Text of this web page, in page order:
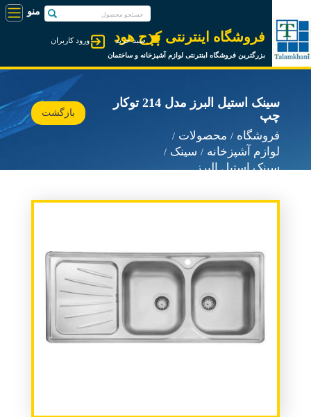
فروشگاه اینترنتی کرج هود
بزرگترین فروشگاه اینترنتی لوازم آشپزخانه و ساختمان
ورود کاربران سبد خرید
سینک استیل البرز مدل 214 توکار
چپ
فروشگاه
محصولات
لوازم آشپزخانه
سینک
سینک استیل البرز
بازگشت